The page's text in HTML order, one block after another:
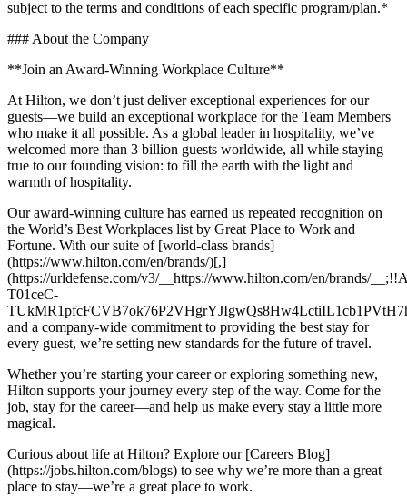
subject to the terms and conditions of each specific program/plan.*
### About the Company
**Join an Award-Winning Workplace Culture**
At Hilton, we don’t just deliver exceptional experiences for our
guests—we build an exceptional workplace for the Team Members
who make it all possible. As a global leader in hospitality, we’ve
welcomed more than 3 billion guests worldwide, all while staying
true to our founding vision: to fill the earth with the light and
warmth of hospitality.
Our award-winning culture has earned us repeated recognition on
the World’s Best Workplaces list by Great Place to Work and
Fortune. With our suite of [world-class brands]
(https://www.hilton.com/en/brands/)[,]
(https://urldefense.com/v3/__https://www.hilton.com/en/brands/
T01ceC-
and a company-wide commitment to providing the best stay for
every guest, we’re setting new standards for the future of travel.
Whether you’re starting your career or exploring something new,
Hilton supports your journey every step of the way. Come for the
job, stay for the career—and help us make every stay a little more
magical.
Curious about life at Hilton? Explore our [Careers Blog]
(https://jobs.hilton.com/blogs) to see why we’re more than a great
place to stay—we’re a great place to work.